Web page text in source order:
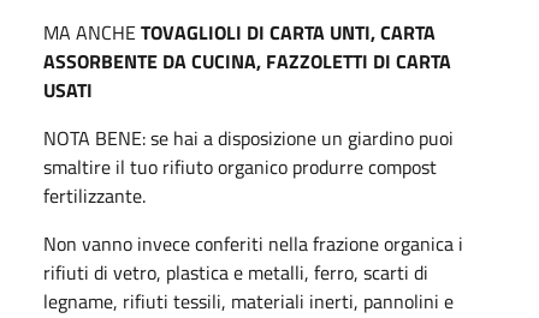
MA ANCHE TOVAGLIOLI DI CARTA UNTI, CARTA
ASSORBENTE DA CUCINA, FAZZOLETTI DI CARTA
USATI
NOTA BENE: se hai a disposizione un giardino puoi
smaltire il tuo rifiuto organico produrre compost
fertilizzante.
Non vanno invece conferiti nella frazione organica i
rifiuti di vetro, plastica e metalli, ferro, scarti di
legname, rifiuti tessili, materiali inerti, pannolini e